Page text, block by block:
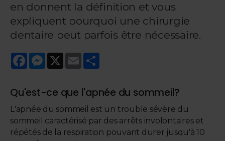
en donnent la définition et vous
expliquent pourquoi une chirurgie
dentaire peut parfois être nécessaire.
FacebookMessenger
X Email
Qu'est-ce que l'apnée du sommeil?
L'apnée du sommeil est un trouble sévère du
sommeil caractérisé par des arrêts involontaires et
répétés de la respiration pouvant durer jusqu'à 10